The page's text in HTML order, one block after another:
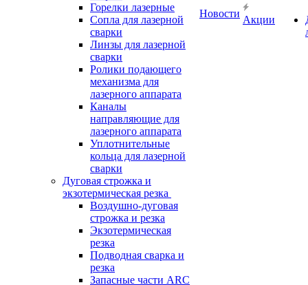
Горелки лазерные
Сопла для лазерной
сварки
Линзы для лазерной
сварки
Ролики подающего
механизма для
лазерного аппарата
Каналы
направляющие для
лазерного аппарата
Уплотнительные
кольца для лазерной
сварки
Дуговая строжка и
экзотермическая резка
Воздушно-дуговая
строжка и резка
Экзотермическая
резка
Подводная сварка и
резка
Запасные части ARC
Новости
Акции